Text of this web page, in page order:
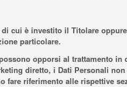
cui è investito il Titolare
particolare.
opporsi al trattamento in
diretto, i Dati Personali
riferimento alle rispettive